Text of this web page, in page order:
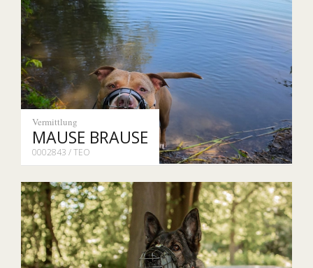
Vermittlung
MAUSE BRAUSE
0002843 / TEO